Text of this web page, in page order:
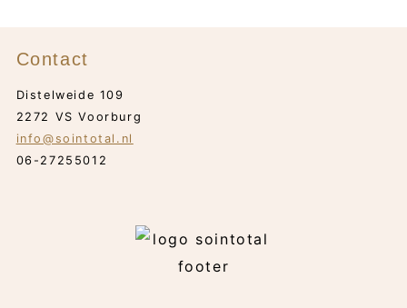
Contact
Distelweide 109
2272 VS Voorburg
info@sointotal.nl
06-27255012